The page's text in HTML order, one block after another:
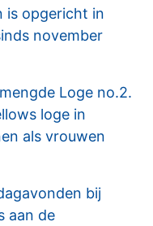
is opgericht in
november
Loge no.2.
loge in
als vrouwen
bij
aan de